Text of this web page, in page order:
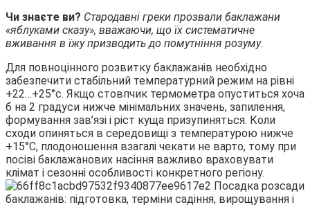
Чи знаєте ви? Стародавні греки прозвали баклажани
«яблуками сказу», вважаючи, що їх систематичне
вживання в їжу призводить до помутніння розуму.
Для повноцінного розвитку баклажанів необхідно
забезпечити стабільний температурний режим на рівні
+22…+25°с. Якщо стовпчик термометра опуститься хоча
б на 2 градуси нижче мінімальних значень, запилення,
формування зав’язі і ріст куща призупиняться. Коли
сходи опиняться в середовищі з температурою нижче
+15°С, плодоношення взагалі чекати не варто, тому при
посіві баклажанових насіння важливо враховувати
клімат і сезонні особливості конкретного регіону.